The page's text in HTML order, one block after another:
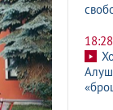
18:28